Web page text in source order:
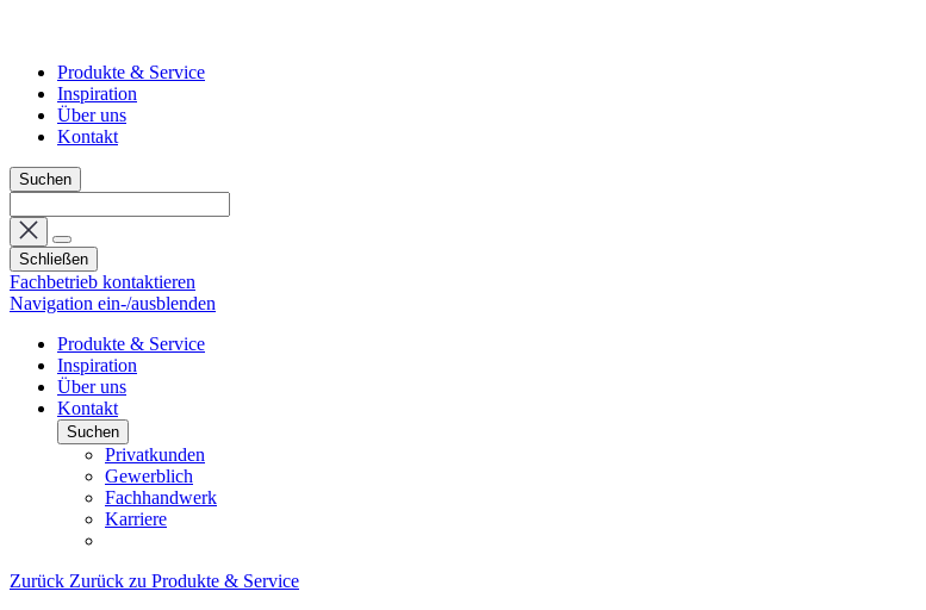
Produkte & Service
Inspiration
Über uns
Kontakt
Suchen
Schließen
Fachbetrieb kontaktieren
Navigation ein-/ausblenden
Produkte & Service
Inspiration
Über uns
Kontakt
Suchen
Privatkunden
Gewerblich
Fachhandwerk
Karriere
Zurück Zurück zu Produkte & Service